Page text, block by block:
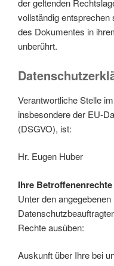
der geltenden
vollständig entsprechen
des Dokumentes in
unberührt.
Verantwortliche Stelle
insbesondere der EU-
(DSGVO), ist:
Hr. Eugen Huber
Ihre Betroffenenrechte
Unter den
Rechte ausüben:
Auskunft über Ihre bei